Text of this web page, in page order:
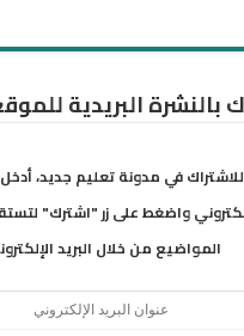
بالنشرة البريدية
للاشتراك في مدونة تعليم جديد،
واضغط على زر "اشترك"
المواضيع من خلال البريد